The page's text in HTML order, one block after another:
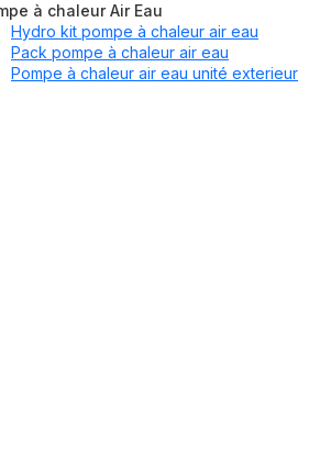
à chaleur Air Eau
Hydro kit pompe à chaleur air eau
Pack pompe à chaleur air eau
Pompe à chaleur air eau unité exterieur